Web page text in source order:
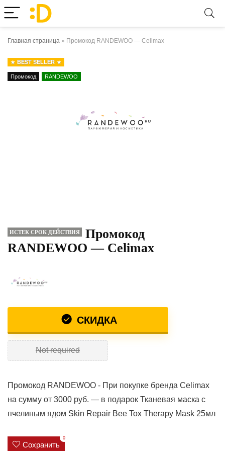
Главная страница » Промокод RANDEWOO — Celimax
BEST SELLER
Промокод RANDEWOO
ИСТЕК СРОК ДЕЙСТВИЯ
Промокод
RANDEWOO — Celimax
СКИДКА
Not required
Промокод RANDEWOO - При покупке бренда Celimax
на сумму от 3000 руб. — в подарок Тканевая маска с
пчелиным ядом Skin Repair Bee Tox Therapy Mask 25мл
Сохранить
0